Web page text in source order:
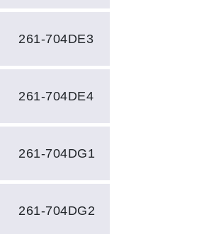
261-704DE3
261-704DE4
261-704DG1
261-704DG2